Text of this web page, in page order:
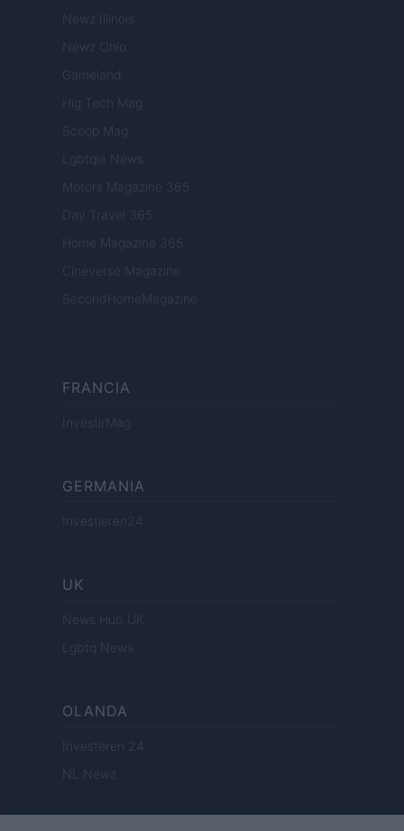
Newz Illinois
Newz Ohio
Gameland
Hig Tech Mag
Scoop Mag
Lgbtqia News
Motors Magazine 365
Day Travel 365
Home Magazine 365
Cineverse Magazine
SecondHomeMagazine
FRANCIA
InvestirMag
GERMANIA
Investieren24
UK
News Hub UK
Lgbtq News
OLANDA
Investeren 24
NL Newz